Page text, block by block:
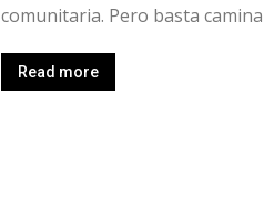
comunitaria. Pero basta
Read more